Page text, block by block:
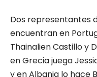
Dos representantes
encuentran en
Thainalien Castillo y
en Grecia juega
y en Albania lo hace